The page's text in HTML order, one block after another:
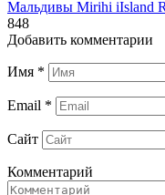
Мальдивы Mirihi iIsland
848
Добавить комментарии
Имя *
Email *
Сайт
Комментарий